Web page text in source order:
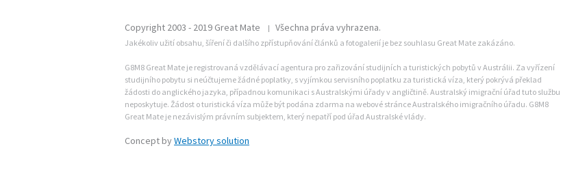
Copyright 2003 - 2019 Great Mate | Všechna práva vyhrazena.
Jakékoliv užití obsahu, šíření či dalšího zpřístupňování článků a fotogalerií je bez souhlasu Great Mate zakázáno.
G8M8 Great Mate je registrovaná vzdělávací agentura pro zařizování studijních a turistických pobytů v Austrálii. Za vyřízení
studijního pobytu si neúčtujeme žádné poplatky, s vyjímkou servisního poplatku za turistická víza, který pokrývá překlad
žádosti do anglického jazyka, případnou komunikaci s Australskými úřady v angličtině. Australský imigrační úřad tuto službu
neposkytuje. Žádost o turistická víza může být podána zdarma na webové stránce Australského imigračního úřadu. G8M8
Great Mate je nezávislým právním subjektem, který nepatří pod úřad Australské vlády.
Concept byWebstory solution